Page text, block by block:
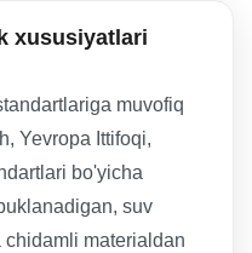
xususiyatlari
muvofiq
Yevropa Ittifoqi,
bo'yicha
suv
materialdan